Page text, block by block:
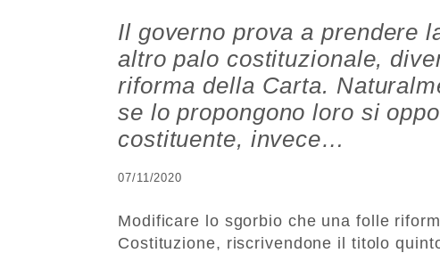
Il governo prova a prendere
altro palo costituzionale,
riforma della Carta.
se lo propongono loro si
costituente, invece…
07/11/2020
Modificare lo sgorbio che una folle
Costituzione, riscrivendone il titolo